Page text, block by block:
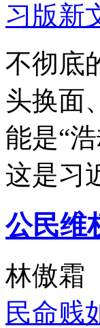
习版新
不彻底
头换面
能是“
这是习
公民维
林傲霜
民命贱